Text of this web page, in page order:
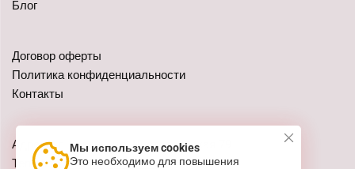
Блог
Договор оферты
Политика конфиденциальности
Контакты
Адреса: г. Казань, ул. Чистопольская 79
Телефон:+7 (962) 555-41-02
Мы используем cookies
Это необходимо для повышения